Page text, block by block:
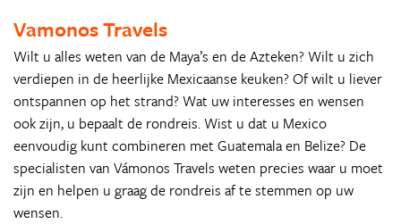
Vamonos Travels
Wilt u alles weten van de Maya’s en de Azteken? Wilt u zich
verdiepen in de heerlijke Mexicaanse keuken? Of wilt u liever
ontspannen op het strand? Wat uw interesses en wensen
ook zijn, u bepaalt de rondreis. Wist u dat u Mexico
eenvoudig kunt combineren met Guatemala en Belize? De
specialisten van Vámonos Travels weten precies waar u moet
zijn en helpen u graag de rondreis af te stemmen op uw
wensen.